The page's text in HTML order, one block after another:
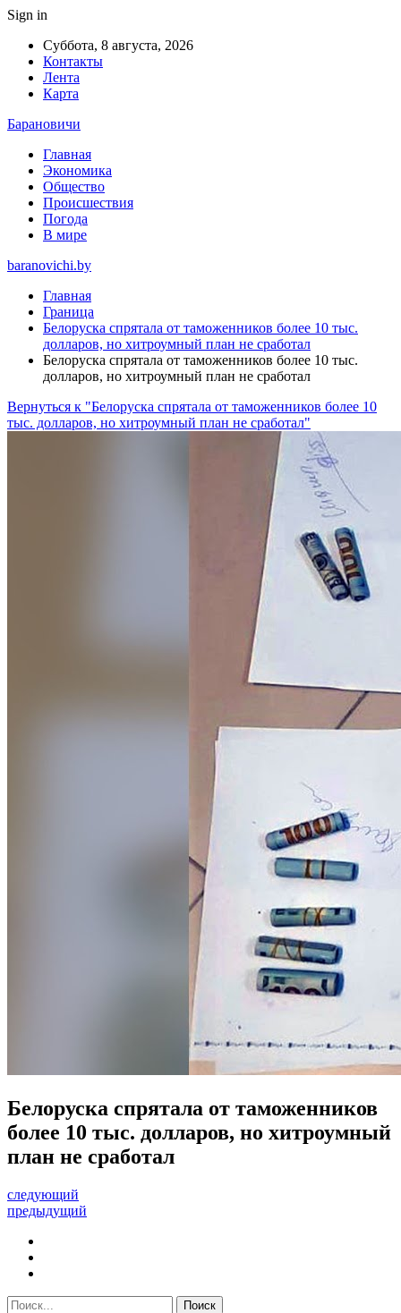
Sign in
Суббота, 8 августа, 2026
Контакты
Лента
Карта
Барановичи
Главная
Экономика
Общество
Происшествия
Погода
В мире
baranovichi.by
Главная
Граница
Белоруска спрятала от таможенников более 10 тыс.
долларов, но хитроумный план не сработал
Белоруска спрятала от таможенников более 10 тыс.
долларов, но хитроумный план не сработал
Вернуться к "Белоруска спрятала от таможенников более 10
тыс. долларов, но хитроумный план не сработал"
Белоруска спрятала от таможенников
более 10 тыс. долларов, но хитроумный
план не сработал
следующий
предыдущий